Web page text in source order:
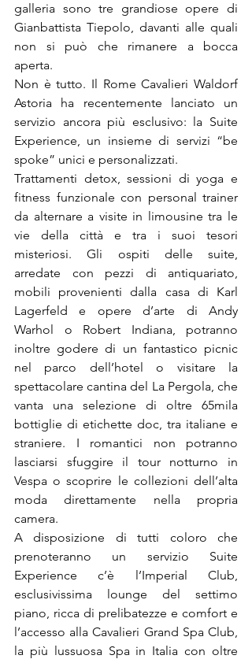
galleria sono tre grandiose opere di
Gianbattista Tiepolo, davanti alle quali
non si può che rimanere a bocca
aperta.
Non è tutto. Il Rome Cavalieri Waldorf
Astoria ha recentemente lanciato un
servizio ancora più esclusivo: la Suite
Experience, un insieme di servizi “be
spoke” unici e personalizzati.
Trattamenti detox, sessioni di yoga e
fitness funzionale con personal trainer
da alternare a visite in limousine tra le
vie della città e tra i suoi tesori
misteriosi. Gli ospiti delle suite,
arredate con pezzi di antiquariato,
mobili provenienti dalla casa di Karl
Lagerfeld e opere d’arte di Andy
Warhol o Robert Indiana, potranno
inoltre godere di un fantastico picnic
nel parco dell’hotel o visitare la
spettacolare cantina del La Pergola, che
vanta una selezione di oltre 65mila
bottiglie di etichette doc, tra italiane e
straniere. I romantici non potranno
lasciarsi sfuggire il tour notturno in
Vespa o scoprire le collezioni dell’alta
moda direttamente nella propria
camera.
A disposizione di tutti coloro che
prenoteranno un servizio Suite
Experience c’è l’Imperial Club,
esclusivissima lounge del settimo
piano, ricca di prelibatezze e comfort e
l’accesso alla Cavalieri Grand Spa Club,
la più lussuosa Spa in Italia con oltre